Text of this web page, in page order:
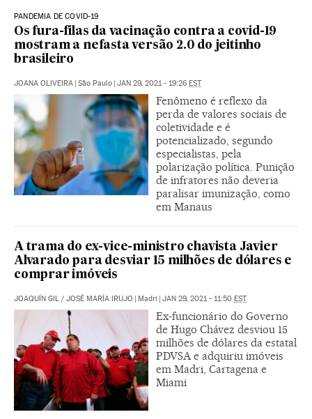
PANDEMIA DE COVID-19
Os fura-filas da vacinação contra a covid-19
mostram a nefasta versão 2.0 do jeitinho
brasileiro
JOANA OLIVEIRA | São Paulo | JAN 29, 2021 - 19:26 EST
Fenômeno é reflexo da
perda de valores sociais de
coletividade e é
potencializado, segundo
especialistas, pela
polarização política. Punição
de infratores não deveria
paralisar imunização, como
em Manaus
A trama do ex-vice-ministro chavista Javier
Alvarado para desviar 15 milhões de dólares e
comprar imóveis
JOAQUÍN GIL / JOSÉ MARÍA IRUJO | Madri | JAN 29, 2021 - 11:50 EST
Ex-funcionário do Governo
de Hugo Chávez desviou 15
milhões de dólares da estatal
PDVSA e adquiriu imóveis
em Madri, Cartagena e
Miami